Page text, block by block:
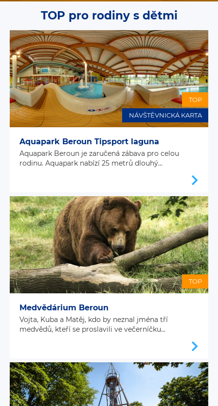
TOP pro rodiny s dětmi
NÁVŠTĚVNICKÁ KARTA
TOP
Aquapark Beroun Tipsport laguna
Aquapark Beroun je zaručená zábava pro celou
rodinu. Aquapark nabízí 25 metrů dlouhý...
TOP
Medvědárium Beroun
Vojta, Kuba a Matěj, kdo by neznal jména tří
medvědů, kteří se proslavili ve večerníčku...